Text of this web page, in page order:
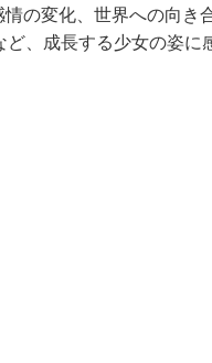
の変化、世界への向き
、成長する少女の姿に